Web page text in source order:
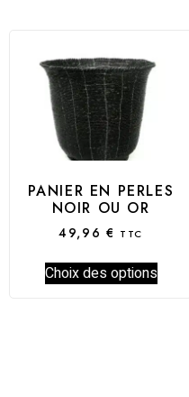
PANIER EN PERLES
NOIR OU OR
49,96 € TTC
Choix des options